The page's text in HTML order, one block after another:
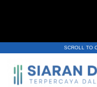
SCROLL TO